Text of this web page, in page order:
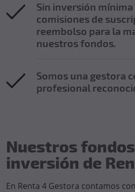
Sin inversión mínima
comisiones de
reembolso para la
nuestros fondos.
Somos una gestora
profesional
Nuestros
inversión de
En Renta 4 Gestora contamos